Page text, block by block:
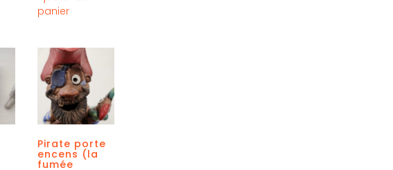
panier
Pirate porte
encens (la
fumée